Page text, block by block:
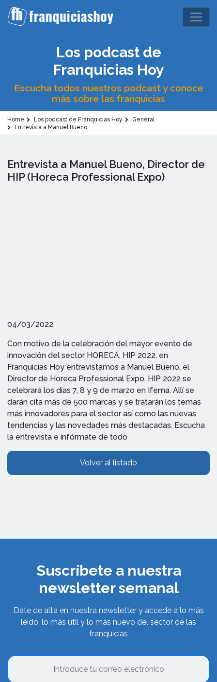
Los podcast de
Franquicias Hoy
Escucha todos nuestros podcast y conoce
más sobre las franquicias
Home Los podcast de Franquicias Hoy
General
Entrevista a Manuel Bueno
Entrevista a Manuel Bueno, Director de
HIP (Horeca Professional Expo)
04/03/2022
Con motivo de la celebración del mayor evento de
innovación del sector HORECA, HIP 2022, en
Franquicias Hoy entrevistamos a Manuel Bueno, el
Director de Horeca Professional Expo. HIP 2022 se
celebrará los días 7, 8 y 9 de marzo en Ifema. Allí se
darán cita más de 500 marcas y se tratarán los temas
más innovadores para el sector así como las nuevas
tendencias y las novedades más destacadas. Escucha
la entrevista e infórmate de todo
Volver al listado
Suscríbete a nuestra
newsletter semanal
Date de alta en nuestra newsletter y accede a lo más
leído, lo más útil y lo más nuevo del sector de las
franquicias